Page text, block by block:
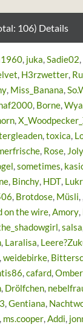
106) Details
juka Sadie02
H3rzwetter
Miss_Banana
Borne
toxica
Rose Joly
sometimes
Binchy HDT
Brotdose Müsli
on the wire Amory
salsa
Laralisa
weidebirke
cafard
Drölfchen
Gentiana
ms.cooper Addi